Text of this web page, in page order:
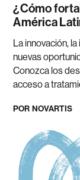
¿Cómo
América
La innovación,
nuevas
Conozca los
acceso a
POR NOVARTIS